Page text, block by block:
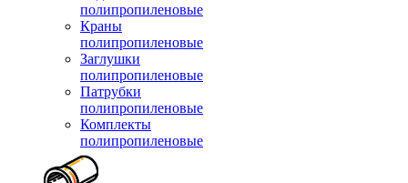
полипропиленовые
Краны
полипропиленовые
Заглушки
полипропиленовые
Патрубки
полипропиленовые
Комплекты
полипропиленовые